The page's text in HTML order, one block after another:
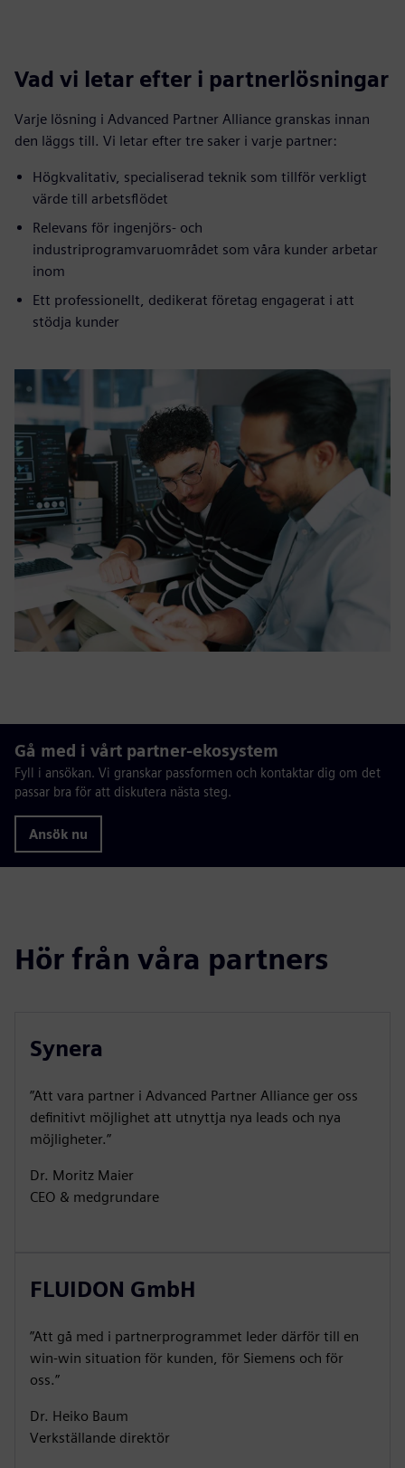
Vad vi letar efter i partnerlösningar
Varje lösning i Advanced Partner Alliance granskas innan
den läggs till. Vi letar efter tre saker i varje partner:
Högkvalitativ, specialiserad teknik som tillför verkligt
värde till arbetsflödet
Relevans för ingenjörs- och
industriprogramvaruområdet som våra kunder arbetar
inom
Ett professionellt, dedikerat företag engagerat i att
stödja kunder
Gå med i vårt partner-ekosystem
Fyll i ansökan. Vi granskar passformen och kontaktar dig om det
passar bra för att diskutera nästa steg.
Ansök nu
Hör från våra partners
Synera
”Att vara partner i Advanced Partner Alliance ger oss
definitivt möjlighet att utnyttja nya leads och nya
möjligheter.”
Dr. Moritz Maier
CEO & medgrundare
FLUIDON GmbH
”Att gå med i partnerprogrammet leder därför till en
win-win situation för kunden, för Siemens och för
oss.”
Dr. Heiko Baum
Verkställande direktör